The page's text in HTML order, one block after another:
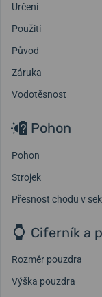
Určení
Použití
Původ
Záruka
Vodotěsnost
Pohon
Pohon
Strojek
Přesnost chodu v
Ciferník a
Rozměr pouzdra
Výška pouzdra